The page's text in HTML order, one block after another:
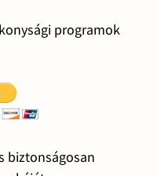
programok
biztonságosan